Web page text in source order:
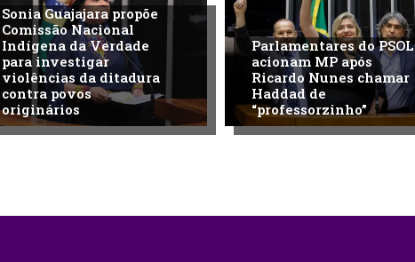
Sonia Guajajara propõe
Comissão Nacional
Indígena da Verdade
para investigar
violências da ditadura
contra povos
originários
Parlamentares do PSOL
acionam MP após
Ricardo Nunes chamar
Haddad de
“professorzinho”